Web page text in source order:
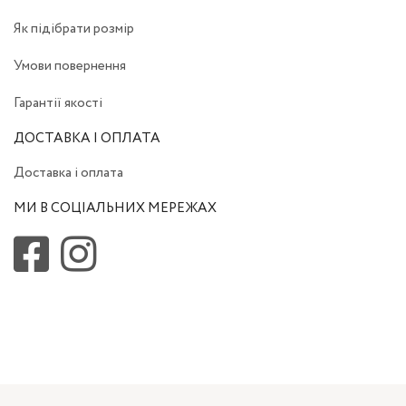
Як підібрати розмір
Умови повернення
Гарантії якості
ДОСТАВКА І ОПЛАТА
Доставка і оплата
МИ В СОЦІАЛЬНИХ МЕРЕЖАХ